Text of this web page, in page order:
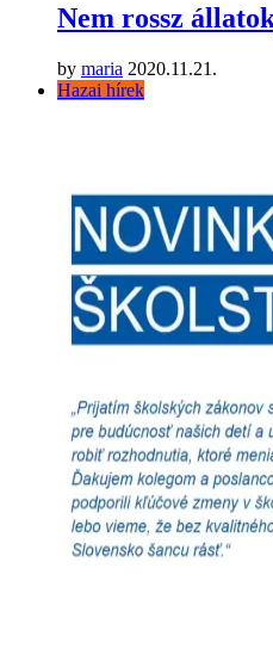
Nem rossz
by maria 2020.11.21.
Hazai hírek